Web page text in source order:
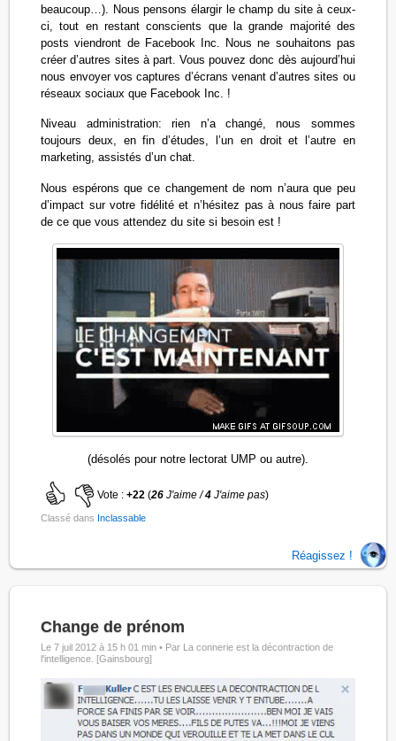
beaucoup…). Nous pensons élargir le champ du site à ceux-
ci, tout en restant conscients que la grande majorité des
posts viendront de Facebook Inc. Nous ne souhaitons pas
créer d’autres sites à part. Vous pouvez donc dès aujourd’hui
nous envoyer vos captures d’écrans venant d’autres sites ou
réseaux sociaux que Facebook Inc. !
Niveau administration: rien n’a changé, nous sommes
toujours deux, en fin d’études, l’un en droit et l’autre en
marketing, assistés d’un chat.
Nous espérons que ce changement de nom n’aura que peu
d’impact sur votre fidélité et n’hésitez pas à nous faire part
de ce que vous attendez du site si besoin est !
(désolés pour notre lectorat UMP ou autre).
Vote :+22 (26J'aime /4 J'aime pas)
Classé dans Inclassable
Réagissez !
Change de prénom
Le 7 juil 2012 à 15 h 01 min • Par La connerie est la décontraction de
l'intelligence. [Gainsbourg]